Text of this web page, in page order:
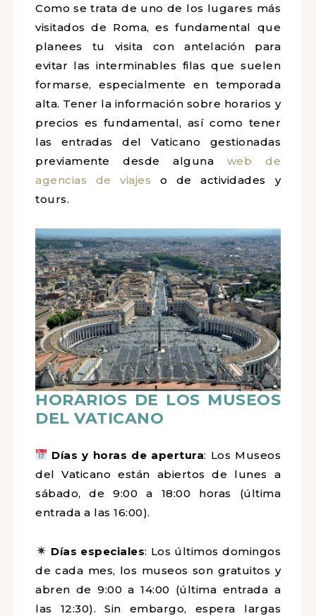
Como se trata de uno de los lugares más
visitados de Roma, es fundamental que
planees tu visita con antelación para
evitar las interminables filas que suelen
formarse, especialmente en temporada
alta. Tener la información sobre horarios y
precios es fundamental, así como tener
las entradas del Vaticano gestionadas
previamente desde alguna web de
agencias de viajes o de actividades y
tours.
HORARIOS DE LOS MUSEOS
DEL VATICANO
Días y horas de apertura: Los Museos
del Vaticano están abiertos de lunes a
sábado, de 9:00 a 18:00 horas (última
entrada a las 16:00).
Días especiales: Los últimos domingos
de cada mes, los museos son gratuitos y
abren de 9:00 a 14:00 (última entrada a
las 12:30). Sin embargo, espera largas